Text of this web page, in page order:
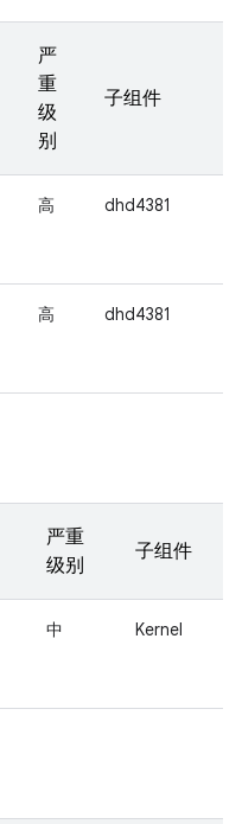
严
重
级
别
子组件
高 dhd4381
高 dhd4381
严重
级别
子组件
中 Kernel